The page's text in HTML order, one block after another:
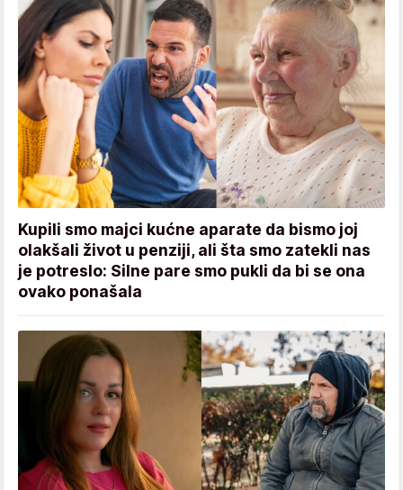
Kupili smo majci kućne aparate da bismo joj
olakšali život u penziji, ali šta smo zatekli nas
je potreslo: Silne pare smo pukli da bi se ona
ovako ponašala